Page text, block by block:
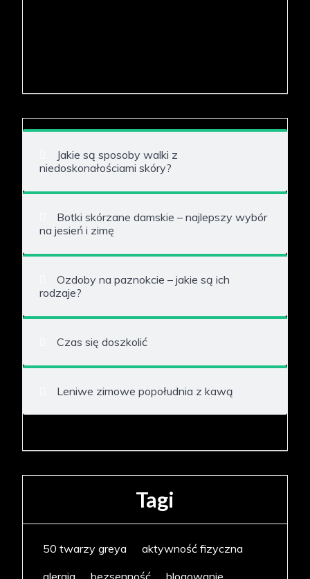
Jakie są sposoby walki z
niedoskonałościami skóry?
Botki skórzane damskie – najlepszy wybór
na jesień i zimę
Ozdoby na paznokcie – jakie są ich
rodzaje?
Czas się doszkolić
Leniwe zimowe popołudnia z kawą
Tagi
50 twarzy greya
aktywność fizyczna
alergia
bezsenność
blogowanie